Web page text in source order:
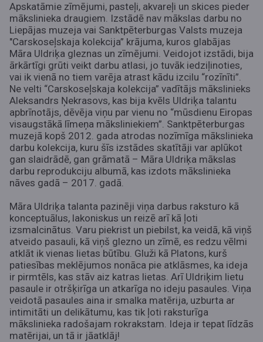
Apskatāmie zīmējumi, pasteļi, akvareļi un skices pieder
mākslinieka draugiem. Izstādē nav mākslas darbu no
Liepājas muzeja vai Sanktpēterburgas Valsts muzeja
"Carskoseļskaja kolekcija” krājuma, kuros glabājas
Māra Uldriķa gleznas un zīmējumi. Veidojot izstādi, bija
ārkārtīgi grūti veikt darbu atlasi, jo tuvāk iedziļinoties,
vai ik vienā no tiem varēja atrast kādu izcilu “rozīnīti”.
Ne velti “Carskoseļskaja kolekcija” vadītājs mākslinieks
Aleksandrs Ņekrasovs, kas bija kvēls Uldriķa talantu
apbrīnotājs, dēvēja viņu par vienu no “mūsdienu Eiropas
visaugstākā līmeņa māksliniekiem”. Sanktpēterburgas
muzejā kopš 2012. gada atrodas nozīmīga mākslinieka
darbu kolekcija, kuru šīs izstādes skatītāji var aplūkot
gan slaidrādē, gan grāmatā – Māra Uldriķa mākslas
darbu reprodukciju albumā, kas izdots mākslinieka
nāves gadā – 2017. gadā.
Māra Uldriķa talanta pazinēji viņa darbus raksturo kā
konceptuālus, lakoniskus un reizē arī kā ļoti
izsmalcinātus. Varu piekrist un piebilst, ka veidā, kā viņš
atveido pasauli, kā viņš glezno un zīmē, es redzu vēlmi
atklāt ik vienas lietas būtību. Gluži kā Platons, kurš
patiesības meklējumos nonāca pie atklāsmes, ka ideja
ir pirmtēls, kas stāv aiz katras lietas. Arī Uldriķim lietu
pasaule ir otršķirīga un atkarīga no ideju pasaules. Viņa
veidotā pasaules aina ir smalka matērija, uzburta ar
intimitāti un delikātumu, kas tik ļoti raksturīga
mākslinieka radošajam rokrakstam. Ideja ir tepat līdzās
matērijai, un tā ir jāatklāj!